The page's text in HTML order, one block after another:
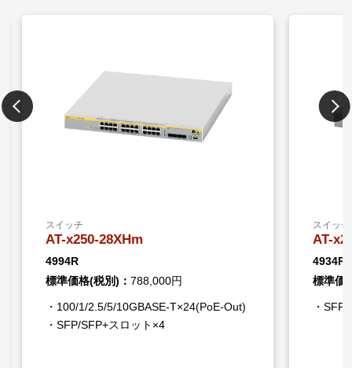
スイッチ
AT-x250-28XHm
4994R
標準価格(税別)： 788,000円
・100/1/2.5/5/10GBASE-T×24(PoE-Out)
・SFP/SFP+スロット×4
スイッチ
AT-
4934R
標準価
・